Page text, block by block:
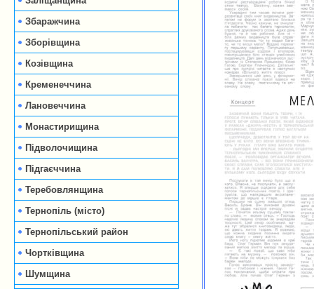
Збаражчина
Зборівщина
Козівщина
Кременеччина
Лановеччина
Монастирищина
Підволочищина
Підгаєччина
Теребовлянщина
Тернопіль (місто)
Тернопільський район
Чортківщина
Шумщина